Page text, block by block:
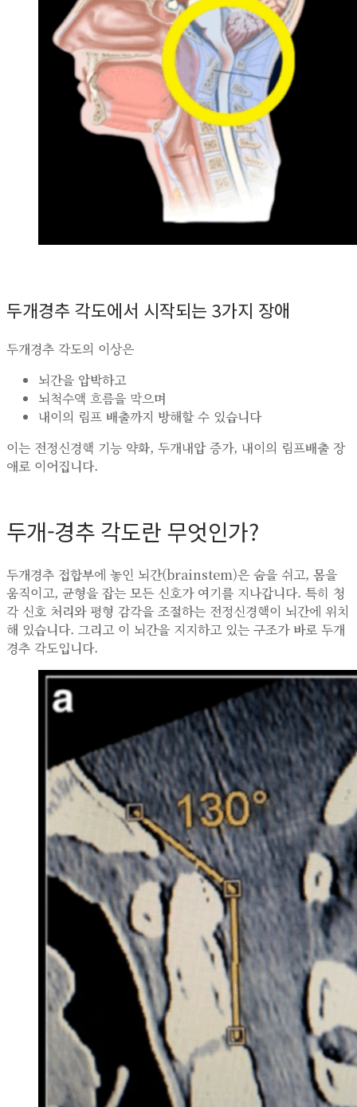
두개경추 각도에서 시작되는 3가지 장애
두개경추 각도의 이상은
뇌간을 압박하고
뇌척수액 흐름을 막으며
내이의 림프 배출까지 방해할 수 있습니다
이는 전정신경핵 기능 약화, 두개내압 증가, 내이의 림프배출 장
애로 이어집니다.
두개-경추 각도란 무엇인가?
두개경추 접합부에 놓인 뇌간(brainstem)은 숨을 쉬고, 몸을
움직이고, 균형을 잡는 모든 신호가 여기를 지나갑니다. 특히 청
각 신호 처리와 평형 감각을 조절하는 전정신경핵이 뇌간에 위치
해 있습니다. 그리고 이 뇌간을 지지하고 있는 구조가 바로 두개
경추 각도입니다.